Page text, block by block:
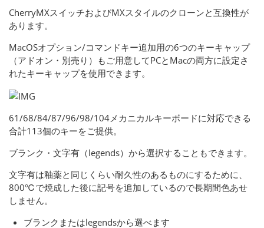
CherryMXスイッチおよびMXスタイルのクローンと互換性が
あります。
MacOSオプション/コマンドキー追加用の6つのキーキャップ
（アドオン・別売り）もご用意してPCとMacの両方に設定さ
れたキーキャップを使用できます。
61/68/84/87/96/98/104メカニカルキーボードに対応できる
合計113個のキーをご提供。
ブランク・文字有（legends）から選択することもできます。
文字有は釉薬と同じくらい耐久性のあるものにするために、
800℃で焼成した後に記号を追加しているので長期間色あせ
しません。
ブランクまたはlegendsから選べます